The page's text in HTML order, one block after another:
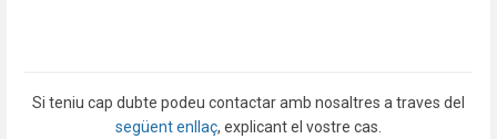
Si teniu cap dubte podeu contactar amb nosaltres a traves del
següent enllaç, explicant el vostre cas.